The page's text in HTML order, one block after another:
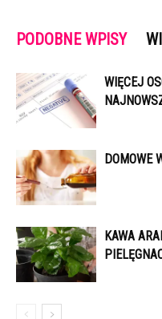
PODOBNE WPISY
WIĘCEJ
DOMOWE
KAWA